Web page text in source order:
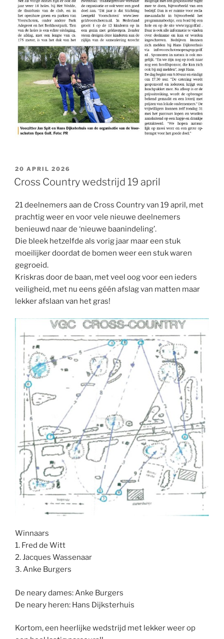
GEPLAATST
OP
20 APRIL 2026
Cross Country wedstrijd 19 april
21 deelnemers aan de Cross Country van 19 april, met
prachtig weer en voor vele nieuwe deelnemers
benieuwd naar de ‘nieuwe baanindeling’.
Die bleek hetzelfde als vorig jaar maar een stuk
moeilijker doordat de bomen weer een stuk waren
gegroeid.
Kriskras door de baan, met veel oog voor een ieders
veiligheid, met nu eens géén afslag van matten maar
lekker afslaan van het gras!
Winnaars
1. Fred de Witt
2. Jacques Wassenaar
3. Anke Burgers
De neary dames: Anke Burgers
De neary heren: Hans Dijksterhuis
Kortom, een heerlijke wedstrijd met lekker weer op